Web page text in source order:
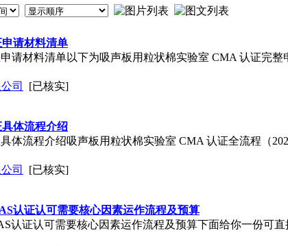
请材料清单
请材料清单以下为吸声板用粒状棉实验室 CMA 认证完
司
[已核实]
体流程介绍
体流程介绍吸声板用粒状棉实验室 CMA 认证全流程（
司
[已核实]
认证认可需要核心因素运作流程及预算
认证认可需要核心因素运作流程及预算下面给你一份可